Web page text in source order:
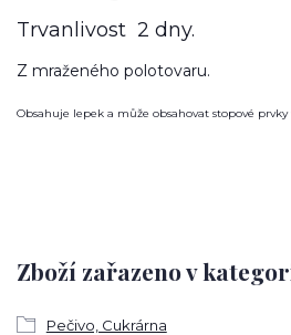
Trvanlivost 2 dny.
Z mraženého polotovaru.
Obsahuje lepek a může obsahovat stopové
Zboží zařazeno v
Pečivo, Cukrárna